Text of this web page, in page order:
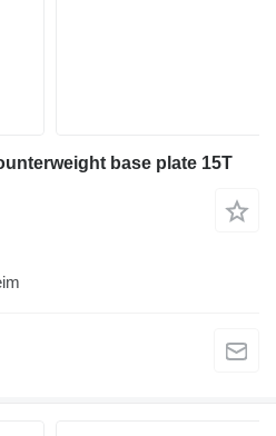
base plate 15T